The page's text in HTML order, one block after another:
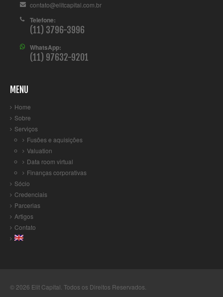
contato@elitcapital.com.br
Telefone:
(11) 3796-3996
WhatsApp:
(11) 97632-9201
MENU
Home
Sobre
Serviços
Fusões e aquisições
Valuation
Data room virtual
Finanças corporativas
Sócio
Credenciais
Parcerias
Artigos
Contato
© 2026 Elit Capital . Todos os Direitos Reservados.